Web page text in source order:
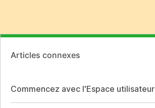
Articles connexes
Commencez avec l'Espace utilisateur